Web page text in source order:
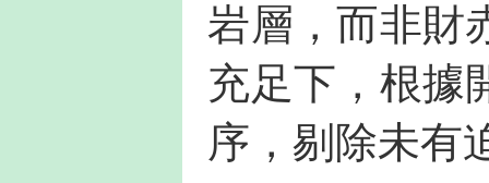
岩層，而非財
充足下，根據
序，剔除未有